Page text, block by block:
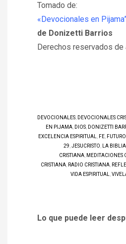
Tomado de:
«Devocionales en
de Donizetti Barrios
Derechos reservados de
DEVOCIONALES DEVOCIONALES
EN PIJAMA DIOS DONIZETTI
EXCELENCIA ESPIRITUAL
FE
29 JESUCRISTO LA BIBLIA
CRISTIANA MEDITACIONES
CRISTIANA RADIO CRISTIANA
VIDA ESPIRITUAL
Lo que puede leer